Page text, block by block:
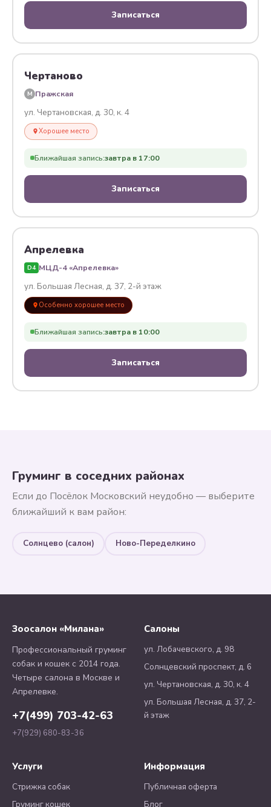
Записаться
Чертаново
M Пражская
ул. Чертановская, д. 30, к. 4
Хорошее место
Ближайшая запись:завтра в 17:00
Записаться
Апрелевка
D4 МЦД-4 «Апрелевка»
ул. Большая Лесная, д. 37, 2-й этаж
Особенно хорошее место
Ближайшая запись:завтра в 10:00
Записаться
Груминг в соседних районах
Если до Посёлок Московский неудобно — выберите
ближайший к вам район:
Солнцево (салон) Ново-Переделкино
Зоосалон «Милана»
Профессиональный груминг
собак и кошек с 2014 года.
Четыре салона в Москве и
Апрелевке.
+7(499) 703-42-63
+7(929) 680-83-36
Салоны
ул. Лобачевского, д. 98
Солнцевский проспект, д. 6
ул. Чертановская, д. 30, к. 4
ул. Большая Лесная, д. 37, 2-
й этаж
Услуги
Стрижка собак
Груминг кошек
Информация
Публичная оферта
Блог